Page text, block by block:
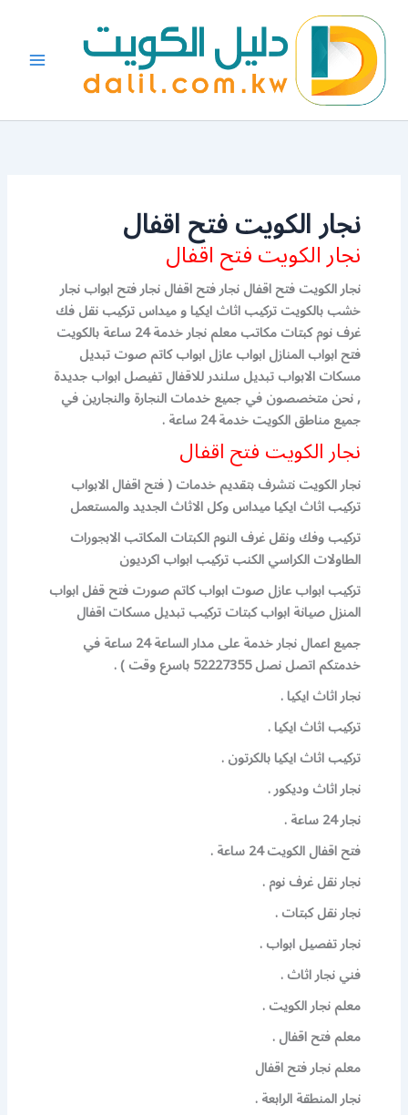
المحتوى
نجار الكويت فتح اقفال
نجار الكويت فتح اقفال
نجار الكويت فتح اقفال نجار فتح اقفال نجار فتح ابواب نجار
خشب بالكويت تركيب اثاث ايكيا و ميداس تركيب نقل فك
غرف نوم كبتات مكاتب معلم نجار خدمة 24 ساعة بالكويت
فتح ابواب المنازل ابواب عازل ابواب كاتم صوت تبديل
مسكات الابواب تبديل سلندر للاقفال تفيصل ابواب جديدة
, نحن متخصصون في جميع خدمات النجارة والنجارين في
جميع مناطق الكويت خدمة 24 ساعة .
نجار الكويت فتح اقفال
نجار الكويت نتشرف بتقديم خدمات ( فتح اقفال الابواب
تركيب اثاث ايكيا ميداس وكل الاثاث الجديد والمستعمل
تركيب وفك ونقل غرف النوم الكبتات المكاتب الابجورات
الطاولات الكراسي الكنب تركيب ابواب اكرديون
تركيب ابواب عازل صوت ابواب كاتم صورت فتح قفل ابواب
المنزل صيانة ابواب كبتات تركيب تبديل مسكات اقفال
جميع اعمال نجار خدمة على مدار الساعة 24 ساعة في
خدمتكم اتصل نصل 52227355 باسرع وقت ) .
نجار اثاث ايكيا .
تركيب اثاث ايكيا .
تركيب اثاث ايكيا بالكرتون .
نجار اثاث وديكور .
نجار 24 ساعة .
فتح اقفال الكويت 24 ساعة .
نجار نقل غرف نوم .
نجار نقل كبتات .
نجار تفصيل ابواب .
فني نجار اثاث .
معلم نجار الكويت .
معلم فتح اقفال .
معلم نجار فتح اقفال
نجار المنطقة الرابعة .